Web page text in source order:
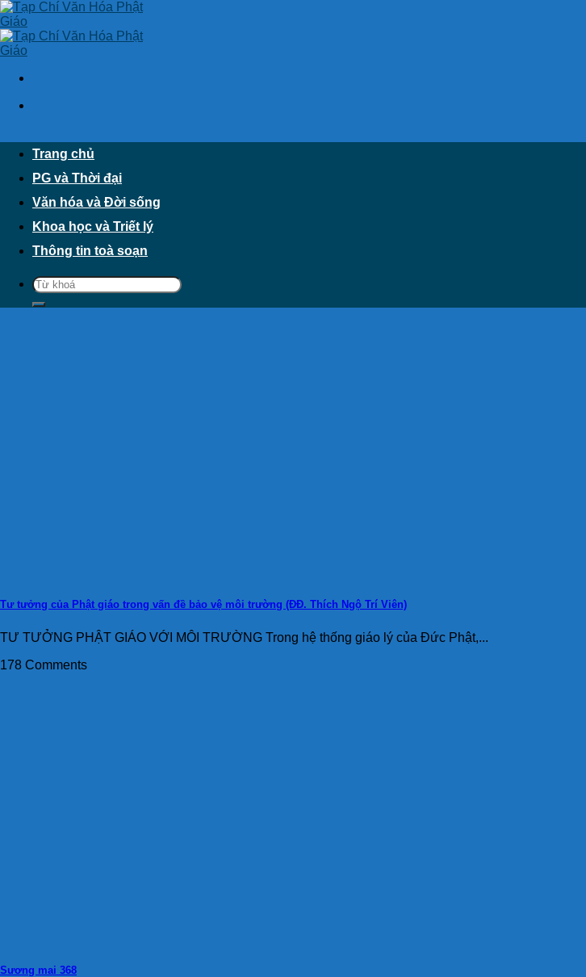
Skip
to
content
Trang chủ
PG và Thời đại
Văn hóa và Đời sống
Khoa học và Triết lý
Thông tin toà soạn
Tư tưởng của Phật giáo trong vấn đề bảo vệ môi trường (ĐĐ. Thích Ngộ Trí Viên)
TƯ TƯỞNG PHẬT GIÁO VỚI MÔI TRƯỜNG Trong hệ thống giáo lý của Đức Phật,...
178 Comments
Sương mai 368